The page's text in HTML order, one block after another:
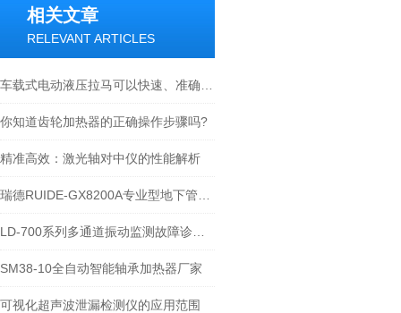
相关文章
RELEVANT ARTICLES
你知道齿轮加热器的正确操作步骤吗?
精准高效：激光轴对中仪的性能解析
SM38-10全自动智能轴承加热器厂家
可视化超声波泄漏检测仪的应用范围